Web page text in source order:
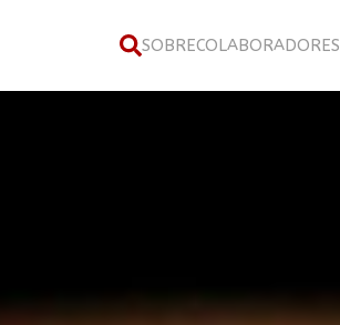
SOBRECOLABORADORES